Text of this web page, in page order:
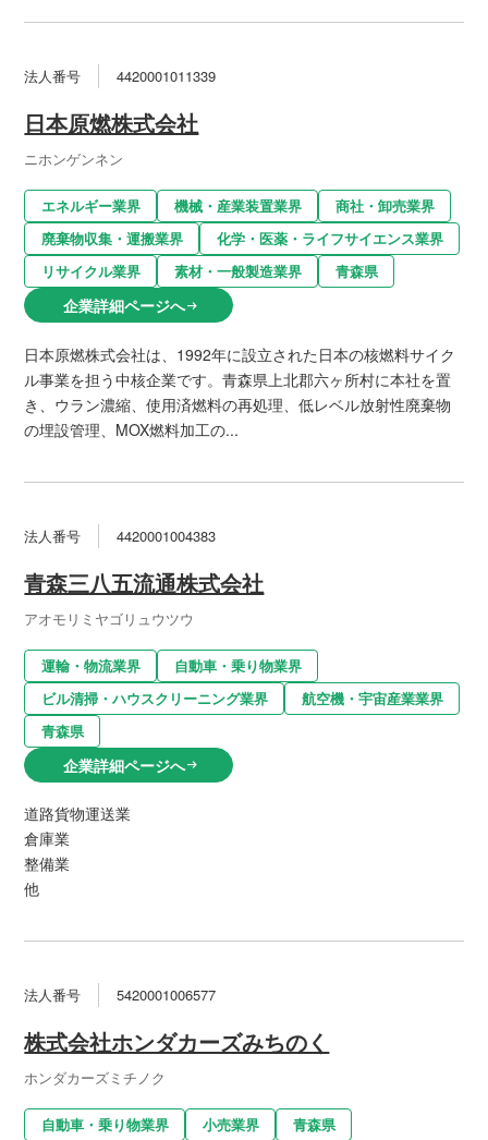
法人番号 4420001011339
日本原燃株式会社
ニホンゲンネン
エネルギー業界 機械・産業装置業界
商社・卸売業界
廃棄物収集・運搬業界
化学・医薬・ライフサイエンス業界
リサイクル業界
素材・一般製造業界 青森県
企業詳細ページへarrow_right_alt
日本原燃株式会社は、1992年に設立された日本の核燃料サイク
ル事業を担う中核企業です。青森県上北郡六ヶ所村に本社を置
き、ウラン濃縮、使用済燃料の再処理、低レベル放射性廃棄物
の埋設管理、MOX燃料加工の...
法人番号 4420001004383
青森三八五流通株式会社
アオモリミヤゴリュウツウ
運輸・物流業界
自動車・乗り物業界
ビル清掃・ハウスクリーニング業界
航空機・宇宙産業業界
青森県
企業詳細ページへarrow_right_alt
道路貨物運送業
倉庫業
整備業
他
法人番号 5420001006577
株式会社ホンダカーズみちのく
ホンダカーズミチノク
自動車・乗り物業界 小売業界 青森県